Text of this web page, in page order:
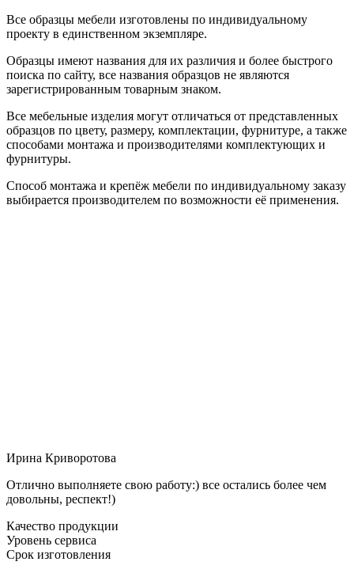
Все образцы мебели изготовлены по индивидуальному
проекту в единственном экземпляре.
Образцы имеют названия для их различия и более быстрого
поиска по сайту, все названия образцов не являются
зарегистрированным товарным знаком.
Все мебельные изделия могут отличаться от представленных
образцов по цвету, размеру, комплектации, фурнитуре, а также
способами монтажа и производителями комплектующих и
фурнитуры.
Способ монтажа и крепёж мебели по индивидуальному заказу
выбирается производителем по возможности её применения.
Ирина Криворотова
Отлично выполняете свою работу:) все остались более чем
довольны, респект!)
Качество продукции
Уровень сервиса
Срок изготовления